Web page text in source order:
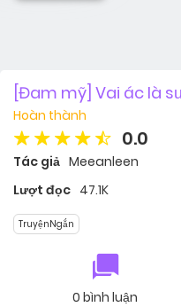
[Đam mỹ] Vai ác là
Hoàn thành
0.0
Tác giả Meeanleen
Lượt đọc 47.1K
TruyệnNgắn
0 bình luận